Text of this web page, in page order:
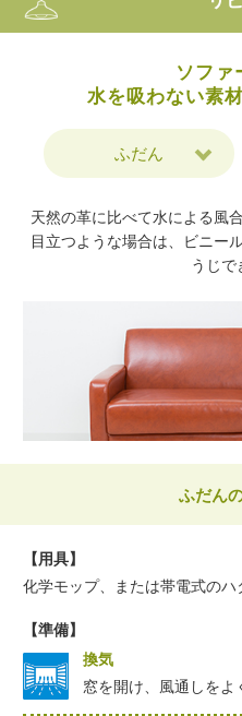
ソファ
水を吸わない素
ふだん
天然の革に比べて水による風
目立つような場合は、ビニー
うじで
ふだん
【用具】
化学モップ、または帯電式の
【準備】
換気
窓を開け、風通しをよ